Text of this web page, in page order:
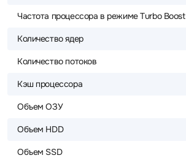
Частота процессора в режиме Turbo Boost
Количество ядер
Количество потоков
Кэш процессора
Объем ОЗУ
Объем HDD
Объем SSD